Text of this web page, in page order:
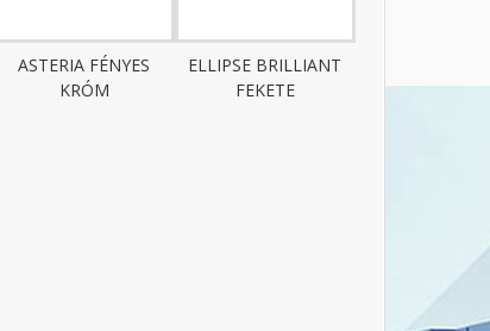
ASTERIA FÉNYES
KRÓM
ELLIPSE BRILLIANT
FEKETE